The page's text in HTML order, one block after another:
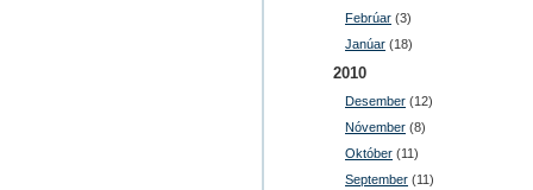
Febrúar (3)
Janúar (18)
2010
Desember (12)
Nóvember (8)
Október (11)
September (11)